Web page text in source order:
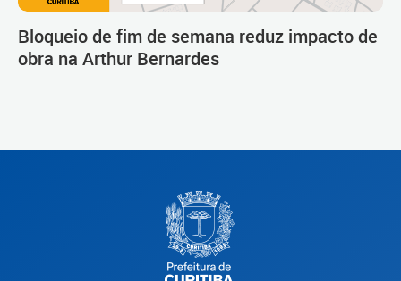
Bloqueio de fim de semana reduz impacto de
obra na Arthur Bernardes